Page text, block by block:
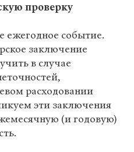
проверку
ежегодное событие.
заключение
в случае
расходовании
эти заключения
(и годовую)